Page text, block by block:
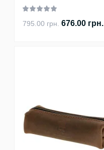
795.00 грн. 676.00 грн.